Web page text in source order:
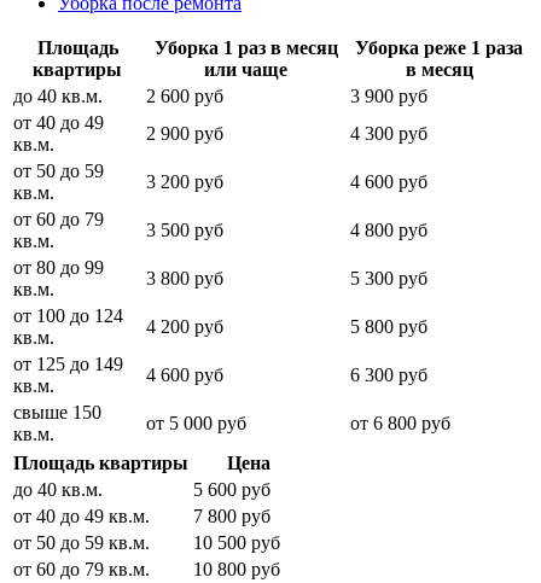
Площадь
квартиры
Уборка 1 раз в месяц
или чаще
Уборка реже 1 раза
в месяц
до 40 кв.м.
2 600 руб
3 900 руб
от 40 до 49
кв.м.
2 900 руб
4 300 руб
от 50 до 59
кв.м.
3 200 руб
4 600 руб
от 60 до 79
кв.м.
3 500 руб
4 800 руб
от 80 до 99
кв.м.
3 800 руб
5 300 руб
от 100 до 124
кв.м.
4 200 руб
5 800 руб
от 125 до 149
кв.м.
4 600 руб
6 300 руб
свыше 150
кв.м.
от 5 000 руб
от 6 800 руб
Площадь квартиры
Цена
до 40 кв.м.
5 600 руб
от 40 до 49 кв.м.
7 800 руб
от 50 до 59 кв.м.
10 500 руб
от 60 до 79 кв.м.
10 800 руб